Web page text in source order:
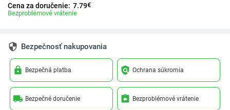
Cena za doručenie: 7.79€
Bezproblémové vrátenie
security Bezpečnosť nakupovania
lock Bezpečná platba policy Ochrana súkromia
local_shipping Bezpečné doručenie assignment_return Bezproblémové vrátenie